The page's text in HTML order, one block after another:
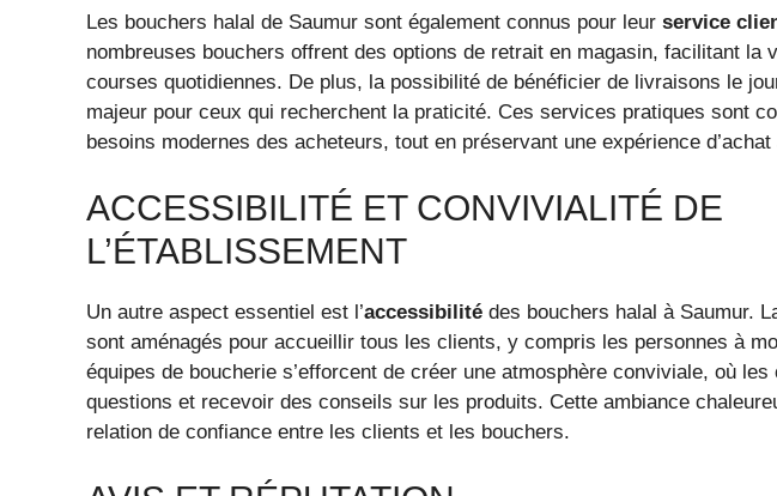
Les bouchers halal de Saumur sont également connus pour leur service
nombreuses bouchers offrent des options de retrait en magasin, facilitant la
courses quotidiennes. De plus, la possibilité de bénéficier de livraisons le
majeur pour ceux qui recherchent la praticité. Ces services pratiques sont
besoins modernes des acheteurs, tout en préservant une expérience d’achat
ACCESSIBILITÉ ET CONVIVIALITÉ DE
L’ÉTABLISSEMENT
Un autre aspect essentiel est l’accessibilité des bouchers halal à Saumur.
sont aménagés pour accueillir tous les clients, y compris les personnes à
équipes de boucherie s’efforcent de créer une atmosphère conviviale, où
questions et recevoir des conseils sur les produits. Cette ambiance
relation de confiance entre les clients et les bouchers.